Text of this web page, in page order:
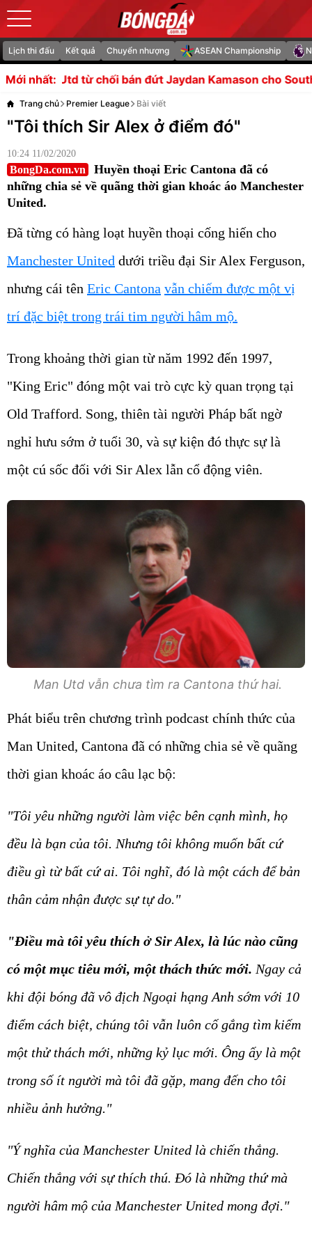
Lịch thi đấu Kết quả Chuyển nhượng ASEAN Championship
Mới nhất:
bán đứt Jaydan Kamason cho Southampton Vòng
Trang chủ Premier League Bài viết
"Tôi thích Sir Alex ở điểm đó"
10:24 11/02/2020
BongDa.com.vn
Huyền thoại Eric Cantona đã có
những chia sẻ về quãng thời gian khoác áo Manchester
United.
Đã từng có hàng loạt huyền thoại cống hiến cho
Manchester United dưới triều đại Sir Alex Ferguson,
nhưng cái tên Eric Cantona vẫn chiếm được một vị
trí đặc biệt trong trái tim người hâm mộ.
Trong khoảng thời gian từ năm 1992 đến 1997,
"King Eric" đóng một vai trò cực kỳ quan trọng tại
Old Trafford. Song, thiên tài người Pháp bất ngờ
nghỉ hưu sớm ở tuổi 30, và sự kiện đó thực sự là
một cú sốc đối với Sir Alex lẫn cổ động viên.
Man Utd vẫn chưa tìm ra Cantona thứ hai.
Phát biểu trên chương trình podcast chính thức của
Man United, Cantona đã có những chia sẻ về quãng
thời gian khoác áo câu lạc bộ:
"Tôi yêu những người làm việc bên cạnh mình, họ
đều là bạn của tôi. Nhưng tôi không muốn bất cứ
điều gì từ bất cứ ai. Tôi nghĩ, đó là một cách để bản
thân cảm nhận được sự tự do."
"Điều mà tôi yêu thích ở Sir Alex, là lúc nào cũng
có một mục tiêu mới, một thách thức mới. Ngay cả
khi đội bóng đã vô địch Ngoại hạng Anh sớm với 10
điểm cách biệt, chúng tôi vẫn luôn cố gắng tìm kiếm
một thử thách mới, những kỷ lục mới. Ông ấy là một
trong số ít người mà tôi đã gặp, mang đến cho tôi
nhiều ảnh hưởng."
"Ý nghĩa của Manchester United là chiến thắng.
Chiến thắng với sự thích thú. Đó là những thứ mà
người hâm mộ của Manchester United mong đợi."